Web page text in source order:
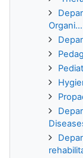
Organi...